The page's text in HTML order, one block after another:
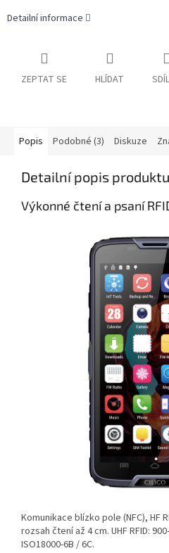
Detailní informace
ZEPTAT SE HLÍDAT
Popis Podobné (3) Diskuze
Detailní popis produktu
Výkonné čtení a psaní
Komunikace blízko pole (NFC), HF
rozsah čtení až 4 cm. UHF RFID:
ISO18000-6B / 6C.